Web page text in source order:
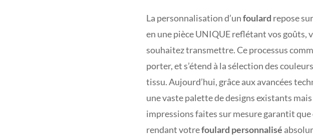
La personnalisation d’unfoulard repose
en une pièce UNIQUE reflétant vos goûts,
souhaitez transmettre. Ce processus
porter, et s’étend à la sélection des
tissu. Aujourd’hui, grâce aux avancées
une vaste palette de designs existants
impressions faites sur mesure garantit
rendant votrefoulard personnalisé